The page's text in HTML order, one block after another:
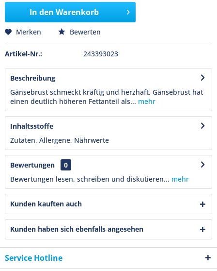
In den Warenkorb
Merken Bewerten
Artikel-Nr.: 243393023
Beschreibung
Gänsebrust schmeckt kräftig und herzhaft. Gänsebrust hat
einen deutlich höheren Fettanteil als... mehr
Inhaltsstoffe
Zutaten, Allergene, Nährwerte
Bewertungen
0
Bewertungen lesen, schreiben und diskutieren... mehr
Kunden kauften auch
Kunden haben sich ebenfalls angesehen
Service Hotline